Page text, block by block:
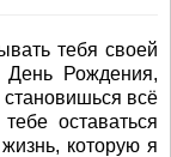
тебя своей
День Рождения,
всё
оставаться
которую я